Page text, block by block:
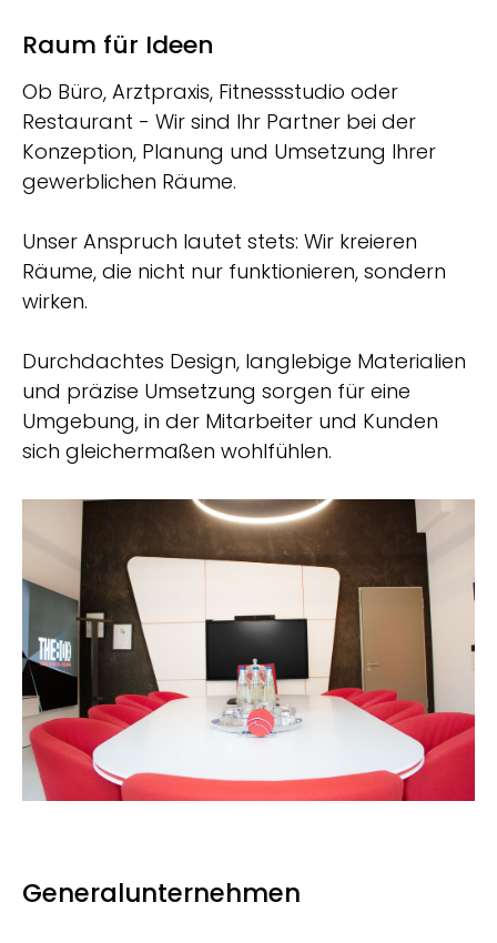
Raum für Ideen
Ob Büro, Arztpraxis, Fitnessstudio oder
Restaurant - Wir sind Ihr Partner bei der
Konzeption, Planung und Umsetzung Ihrer
gewerblichen Räume.
Unser Anspruch lautet stets: Wir kreieren
Räume, die nicht nur funktionieren, sondern
wirken.
Durchdachtes Design, langlebige Materialien
und präzise Umsetzung sorgen für eine
Umgebung, in der Mitarbeiter und Kunden
sich gleichermaßen wohlfühlen.
Generalunternehmen